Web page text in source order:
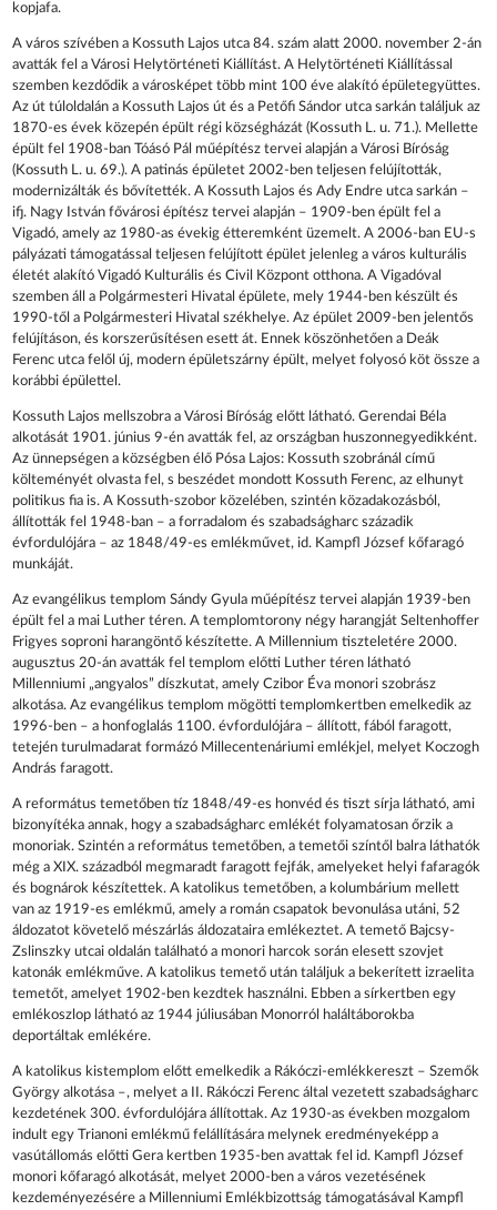
kopjafa.
A város szívében a Kossuth Lajos utca 84. szám alatt 2000. november 2-án
avatták fel a Városi Helytörténeti Kiállítást. A Helytörténeti Kiállítással
szemben kezdődik a városképet több mint 100 éve alakító épületegyüttes.
Az út túloldalán a Kossuth Lajos út és a Petőfi Sándor utca sarkán találjuk az
1870-es évek közepén épült régi községházát (Kossuth L. u. 71.). Mellette
épült fel 1908-ban Tóásó Pál műépítész tervei alapján a Városi Bíróság
(Kossuth L. u. 69.). A patinás épületet 2002-ben teljesen felújították,
modernizálták és bővítették. A Kossuth Lajos és Ady Endre utca sarkán –
ifj. Nagy István fővárosi építész tervei alapján – 1909-ben épült fel a
Vigadó, amely az 1980-as évekig étteremként üzemelt. A 2006-ban EU-s
pályázati támogatással teljesen felújított épület jelenleg a város kulturális
életét alakító Vigadó Kulturális és Civil Központ otthona. A Vigadóval
szemben áll a Polgármesteri Hivatal épülete, mely 1944-ben készült és
1990-től a Polgármesteri Hivatal székhelye. Az épület 2009-ben jelentős
felújításon, és korszerűsítésen esett át. Ennek köszönhetően a Deák
Ferenc utca felől új, modern épületszárny épült, melyet folyosó köt össze a
korábbi épülettel.
Kossuth Lajos mellszobra a Városi Bíróság előtt látható. Gerendai Béla
alkotását 1901. június 9-én avatták fel, az országban huszonnegyedikként.
Az ünnepségen a községben élő Pósa Lajos: Kossuth szobránál című
költeményét olvasta fel, s beszédet mondott Kossuth Ferenc, az elhunyt
politikus fia is. A Kossuth-szobor közelében, szintén közadakozásból,
állították fel 1948-ban – a forradalom és szabadságharc századik
évfordulójára – az 1848/49-es emlékművet, id. Kampfl József kőfaragó
munkáját.
Az evangélikus templom Sándy Gyula műépítész tervei alapján 1939-ben
épült fel a mai Luther téren. A templomtorony négy harangját Seltenhoffer
Frigyes soproni harangöntő készítette. A Millennium tiszteletére 2000.
augusztus 20-án avatták fel templom előtti Luther téren látható
Millenniumi „angyalos” díszkutat, amely Czibor Éva monori szobrász
alkotása. Az evangélikus templom mögötti templomkertben emelkedik az
1996-ben – a honfoglalás 1100. évfordulójára – állított, fából faragott,
tetején turulmadarat formázó Millecentenáriumi emlékjel, melyet Koczogh
András faragott.
A református temetőben tíz 1848/49-es honvéd és tiszt sírja látható, ami
bizonyítéka annak, hogy a szabadságharc emlékét folyamatosan őrzik a
monoriak. Szintén a református temetőben, a temetői színtől balra láthatók
még a XIX. századból megmaradt faragott fejfák, amelyeket helyi fafaragók
és bognárok készítettek. A katolikus temetőben, a kolumbárium mellett
van az 1919-es emlékmű, amely a román csapatok bevonulása utáni, 52
áldozatot követelő mészárlás áldozataira emlékeztet. A temető Bajcsy-
Zslinszky utcai oldalán található a monori harcok során elesett szovjet
katonák emlékműve. A katolikus temető után találjuk a bekerített izraelita
temetőt, amelyet 1902-ben kezdtek használni. Ebben a sírkertben egy
emlékoszlop látható az 1944 júliusában Monorról haláltáborokba
deportáltak emlékére.
A katolikus kistemplom előtt emelkedik a Rákóczi-emlékkereszt – Szemők
György alkotása –, melyet a II. Rákóczi Ferenc által vezetett szabadságharc
kezdetének 300. évfordulójára állítottak. Az 1930-as években mozgalom
indult egy Trianoni emlékmű felállítására melynek eredményeképp a
vasútállomás előtti Gera kertben 1935-ben avattak fel id. Kampfl József
monori kőfaragó alkotását, melyet 2000-ben a város vezetésének
kezdeményezésére a Millenniumi Emlékbizottság támogatásával Kampfl